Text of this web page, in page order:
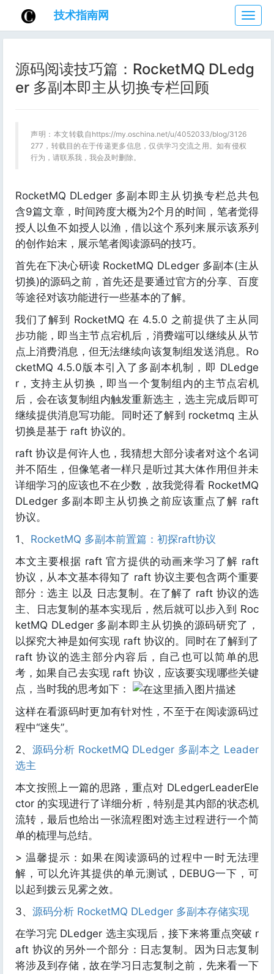
技
术
指
网
技术指南网
源码阅读技巧篇：RocketMQ DLedg
er 多副本即主从切换专栏回顾
声明：本文转载自https://my.oschina.net/u/4052033/blog/3126
277，转载目的在于传递更多信息，仅供学习交流之用。如有侵权
行为，请联系我，我会及时删除。
RocketMQ DLedger 多副本即主从切换专栏总共包
含9篇文章，时间跨度大概为2个月的时间，笔者觉得
授人以鱼不如授人以渔，借以这个系列来展示该系列
的创作始末，展示笔者阅读源码的技巧。
首先在下决心研读 RocketMQ DLedger 多副本(主从
切换)的源码之前，首先还是要通过官方的分享、百度
等途径对该功能进行一些基本的了解。
我们了解到 RocketMQ 在 4.5.0 之前提供了主从同
步功能，即当主节点宕机后，消费端可以继续从从节
点上消费消息，但无法继续向该复制组发送消息。Ro
cketMQ 4.5.0版本引入了多副本机制，即 DLedge
r，支持主从切换，即当一个复制组内的主节点宕机
后，会在该复制组内触发重新选主，选主完成后即可
继续提供消息写功能。同时还了解到 rocketmq 主从
切换是基于 raft 协议的。
raft 协议是何许人也，我猜想大部分读者对这个名词
并不陌生，但像笔者一样只是听过其大体作用但并未
详细学习的应该也不在少数，故我觉得看 RocketMQ
DLedger 多副本即主从切换之前应该重点了解 raft
协议。
1、 RocketMQ 多副本前置篇：初探raft协议
本文主要根据 raft 官方提供的动画来学习了解 raft
协议，从本文基本得知了 raft 协议主要包含两个重要
部分：选主 以及 日志复制。在了解了 raft 协议的选
主、日志复制的基本实现后，然后就可以步入到 Roc
ketMQ DLedger 多副本即主从切换的源码研究了，
以探究大神是如何实现 raft 协议的。同时在了解到了
raft 协议的选主部分内容后，自己也可以简单的思
考，如果自己去实现 raft 协议，应该要实现哪些关键
点，当时我的思考如下：
这样在看源码时更加有针对性，不至于在阅读源码过
程中“迷失”。
2、 源码分析 RocketMQ DLedger 多副本之 Leader
选主
本文按照上一篇的思路，重点对 DLedgerLeaderEle
ctor 的实现进行了详细分析，特别是其内部的状态机
流转，最后也给出一张流程图对选主过程进行一个简
单的梳理与总结。
> 温馨提示：如果在阅读源码的过程中一时无法理
解，可以允许其提供的单元测试，DEBUG一下，可
以起到拨云见雾之效。
3、 源码分析 RocketMQ DLedger 多副本存储实现
在学习完 DLedger 选主实现后，接下来将重点突破 r
aft 协议的另外一个部分：日志复制。因为日志复制
将涉及到存储，故在学习日志复制之前，先来看一下